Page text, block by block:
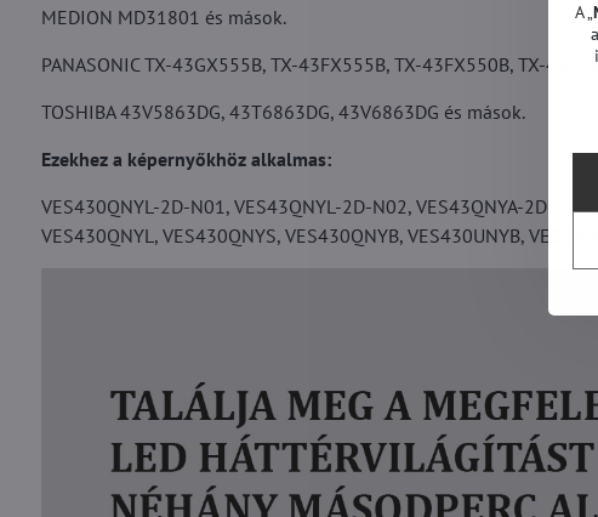
MEDION MD31801 és mások.
PANASONIC TX-43GX555B, TX-43FX555B, TX-43FX550B, TX-
TOSHIBA 43V5863DG, 43T6863DG, 43V6863DG és mások.
Ezekhez a képernyőkhöz alkalmas:
VES430QNYL-2D-N01, VES43QNYL-2D-N02, VES43QNYA-2D-
VES430QNYL, VES430QNYS, VES430QNYB, VES430UNYB,
A „